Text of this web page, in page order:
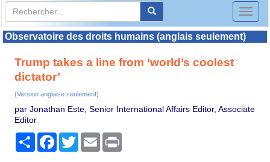
Toggle
Observatoire des droits humains (anglais seulement)
Trump takes a line from ‘world’s coolest
dictator’
(Version anglaise seulement)
par Jonathan Este, Senior International Affairs Editor, Associate
Editor
PartagerFacebook
TwitterEmail